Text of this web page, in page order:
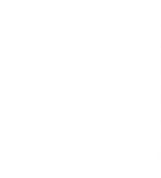
Latinský názov
Země původu: